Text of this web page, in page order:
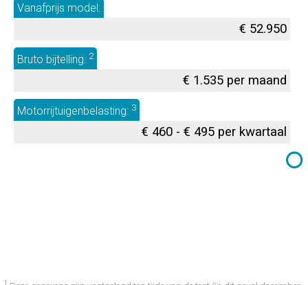
Vanafprijs model:
€ 52.950
Bruto bijtelling: 2
€ 1.535 per maand
Motorrijtuigenbelasting: 3
€ 460 - € 495 per kwartaal
1